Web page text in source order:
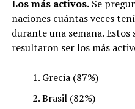
Los más activos.Se
naciones cuántas veces
durante una semana. Estos
resultaron ser los más
Grecia (87%)
Brasil (82%)